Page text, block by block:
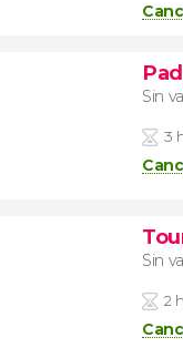
Sin
3
Sin
2